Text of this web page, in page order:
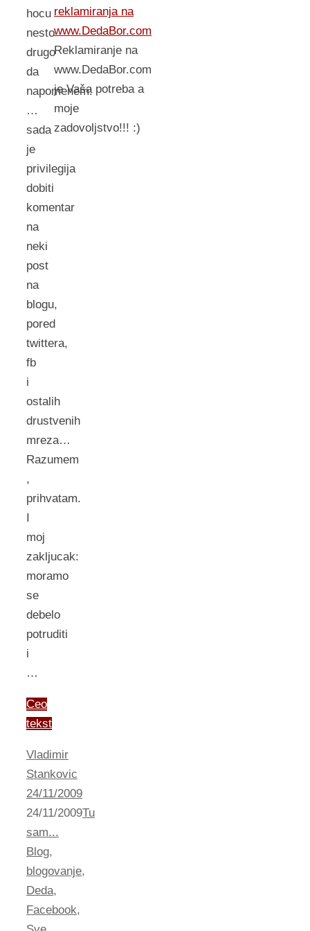
hocu
nesto
drugo
da
napomenem:
…
sada
je
privilegija
dobiti
komentar
na
neki
post
na
blogu,
pored
twittera,
fb
i
ostalih
drustvenih
mreza…
Razumem
,
prihvatam.
I
moj
zakljucak:
moramo
se
debelo
potruditi
i
…
Ceo
tekst
Vladimir
Stankovic
24/11/2009
24/11/2009Tu
sam...
Blog,
blogovanje,
Deda,
Facebook,
reklamiranja na
www.DedaBor.com
Reklamiranje na
www.DedaBor.com
je Vaša potreba a
moje
zadovoljstvo!!! :)